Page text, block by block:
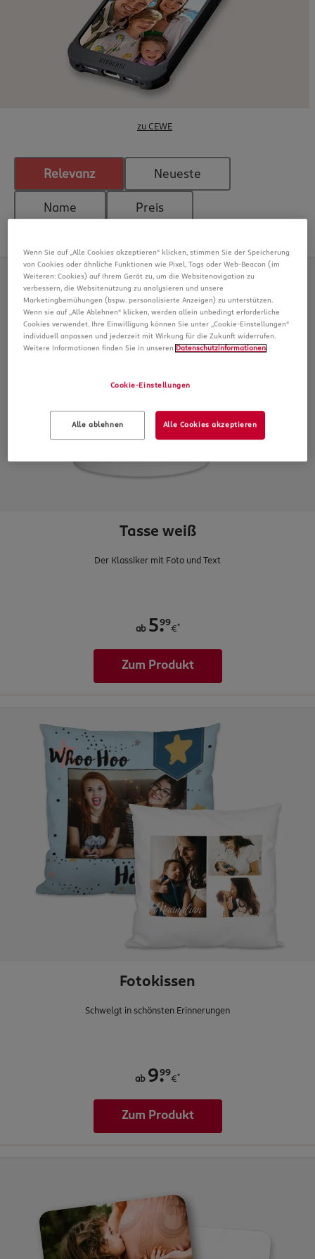
zu CEWE
Relevanz Neueste
Name Preis
Tasse weiß
Der Klassiker mit Foto und Text
ab 5.
99
€*
Zum Produkt
Fotokissen
Schwelgt in schönsten Erinnerungen
ab 9.
99
€*
Zum Produkt
Wenn Sie auf „Alle Cookies akzeptieren“ klicken, stimmen Sie der Speicherung
von Cookies oder ähnliche Funktionen wie Pixel, Tags oder Web-Beacon (im
Weiteren: Cookies) auf Ihrem Gerät zu, um die Websitenavigation zu
verbessern, die Websitenutzung zu analysieren und unsere
Marketingbemühungen (bspw. personalisierte Anzeigen) zu unterstützen.
Wenn sie auf „Alle Ablehnen“ klicken, werden allein unbedingt erforderliche
Cookies verwendet. Ihre Einwilligung können Sie unter „Cookie-Einstellungen“
individuell anpassen und jederzeit mit Wirkung für die Zukunft widerrufen.
Weitere Informationen finden Sie in unseren Datenschutzinformationen.
Cookie-Einstellungen
Alle ablehnen Alle Cookies akzeptieren